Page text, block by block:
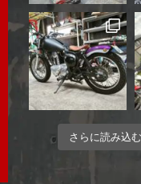
さらに読み込む